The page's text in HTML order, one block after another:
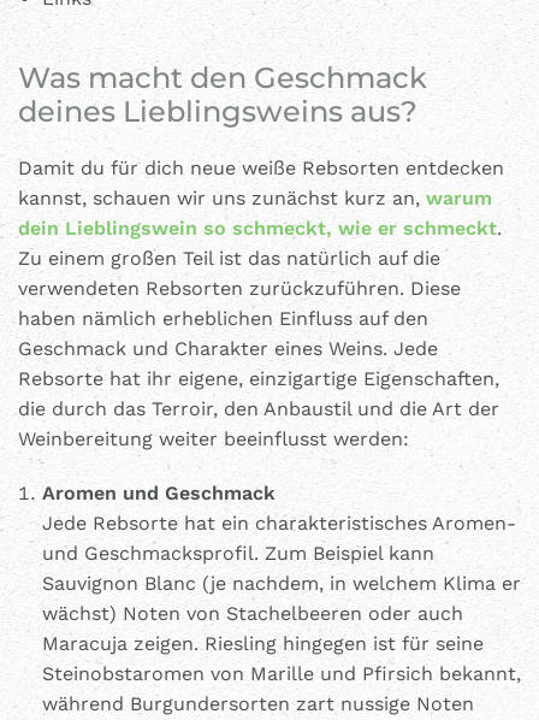
Was macht den Geschmack
deines Lieblingsweins aus?
Damit du für dich neue weiße Rebsorten entdecken
kannst, schauen wir uns zunächst kurz an, warum
dein Lieblingswein so schmeckt, wie er schmeckt.
Zu einem großen Teil ist das natürlich auf die
verwendeten Rebsorten zurückzuführen. Diese
haben nämlich erheblichen Einfluss auf den
Geschmack und Charakter eines Weins. Jede
Rebsorte hat ihr eigene, einzigartige Eigenschaften,
die durch das Terroir, den Anbaustil und die Art der
Weinbereitung weiter beeinflusst werden:
Aromen und Geschmack
Jede Rebsorte hat ein charakteristisches Aromen-
und Geschmacksprofil. Zum Beispiel kann
Sauvignon Blanc (je nachdem, in welchem Klima er
wächst) Noten von Stachelbeeren oder auch
Maracuja zeigen. Riesling hingegen ist für seine
Steinobstaromen von Marille und Pfirsich bekannt,
während Burgundersorten zart nussige Noten